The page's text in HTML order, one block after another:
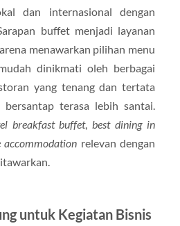
dan internasional dengan
buffet menjadi layanan
menawarkan pilihan menu
dinikmati oleh berbagai
yang tenang dan tertata
terasa lebih santai.
breakfast buffet, best dining in
accommodation relevan dengan
untuk Kegiatan Bisnis